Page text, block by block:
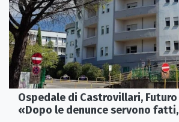
Ospedale di Castrovillari,
«Dopo le denunce servono